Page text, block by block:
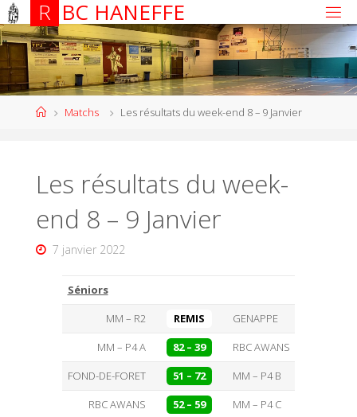
R BC HANEFFE
Matchs Les résultats du week-end 8 – 9 Janvier
Les résultats du week-
end 8 – 9 Janvier
7 janvier 2022
Séniors
MM – R2
REMIS
GENAPPE
MM – P4 A
82 – 39
RBC AWANS
FOND-DE-FORET
51 – 72
MM – P4 B
RBC AWANS
52 – 59
MM – P4 C